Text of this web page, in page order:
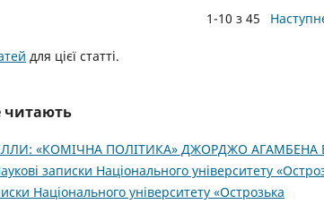
1-10 з 45
для цієї статті.
читають
«КОМІЧНА ПОЛІТИКА» ДЖОРДЖО АГАМБЕНА
записки Національного університету
Національного університету «Острозька